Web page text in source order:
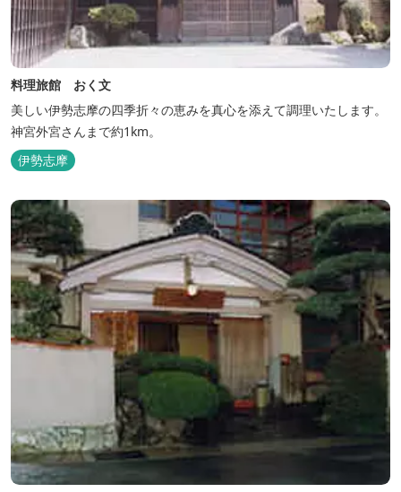
料理旅館 おく文
美しい伊勢志摩の四季折々の恵みを真心を添えて調理いたします。
神宮外宮さんまで約1km。
伊勢志摩